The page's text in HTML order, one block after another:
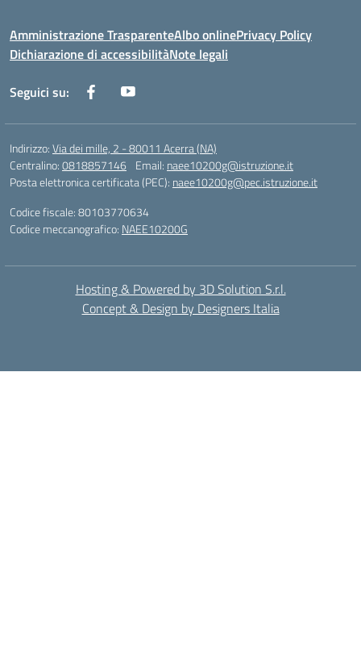
Amministrazione TrasparenteAlbo onlinePrivacy Policy
Dichiarazione di accessibilitàNote legali
Seguici su:
Indirizzo:Via dei mille, 2 - 80011 Acerra (NA)
Centralino:0818857146 Email: naee10200g@istruzione.it
Posta elettronica certificata (PEC): naee10200g@pec.istruzione.it
Codice fiscale: 80103770634
Codice meccanografico: NAEE10200G
Hosting & Powered by 3D Solution S.r.l.
Concept & Design by Designers Italia